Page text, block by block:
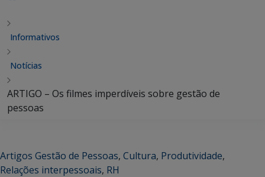
Informativos
Notícias
ARTIGO – Os filmes imperdíveis sobre gestão de
pessoas
Artigos Gestão de Pessoas, Cultura, Produtividade,
Relações interpessoais, RH